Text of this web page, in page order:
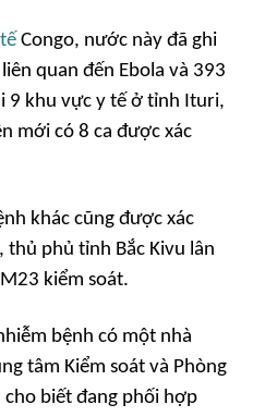
Congo, nước này đã ghi
quan đến Ebola và 393
9 khu vực y tế ở tỉnh Ituri,
mới có 8 ca được xác
khác cũng được xác
phủ tỉnh Bắc Kivu lân
kiểm soát.
bệnh có một nhà
tâm Kiểm soát và Phòng
cho biết đang phối hợp